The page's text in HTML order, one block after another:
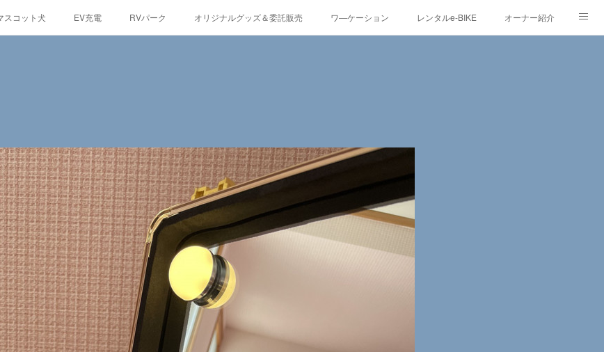
スコット犬 EV充電 RVパーク オリジナルグッズ＆委託販売 ワ―ケーション レンタルe-BIKE オーナー紹介